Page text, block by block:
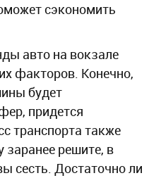
сэкономить
авто на вокзале
факторов. Конечно,
будет
придется
транспорта также
заранее решите, в
сесть. Достаточно ли